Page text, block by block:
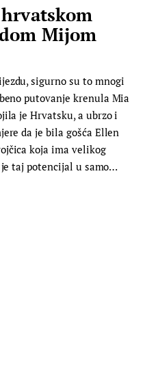
Mijom
sigurno su to mnogi
putovanje krenula Mia
je Hrvatsku, a ubrzo i
da je bila gošća Ellen
koja ima velikog
taj potencijal u samo…